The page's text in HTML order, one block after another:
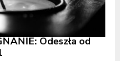
Odeszła od